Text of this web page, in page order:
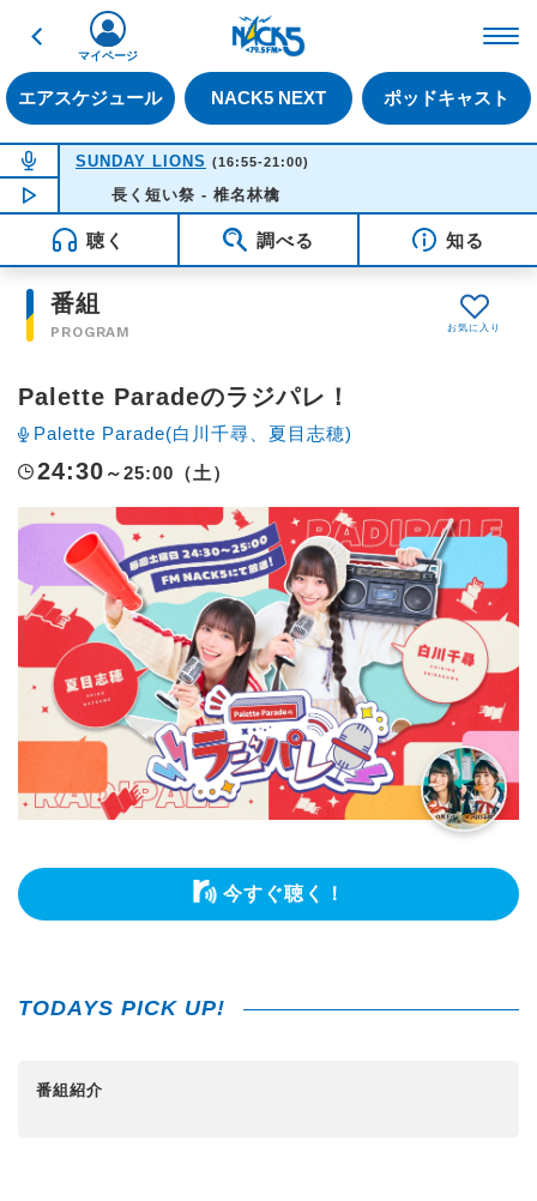
戻る
エアスケジュール NACK5 NEXT ポッドキャスト
マイページ
NOW ON AIR
SUNDAY LIONS (16:55-21:00)
NOW PLAYING16:35
長く短い祭 - 椎名林檎
聴く 調べる 知る
番組
PROGRAM
Palette Paradeのラジパレ！
Palette Parade(白川千尋、夏目志穂)
24:30 ～25:00（土）
今すぐ聴く！
TODAYS PICK UP!
番組紹介